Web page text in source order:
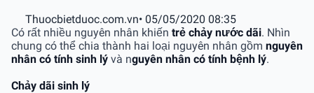
Thuocbietduoc.com.vn• 05/05/2020 08:35
Có rất nhiều nguyên nhân khiến trẻ chảy nước dãi. Nhìn
chung có thể chia thành hai loại nguyên nhân gồm nguyên
nhân có tính sinh lý và nguyên nhân có tính bệnh lý.
Chảy dãi sinh lý